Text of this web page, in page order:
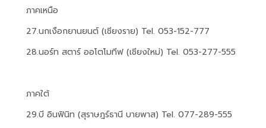
ภาคเหนือ
27.นกเงือกยานยนต์ (เชียงราย) Tel. 053-152-777
28.นอร์ท สตาร์ ออโตโมทีฟ (เชียงใหม่) Tel. 053-277-555
ภาคใต้
29.บี อินฟินิท (สุราษฎร์ธานี บายพาส) Tel. 077-289-555